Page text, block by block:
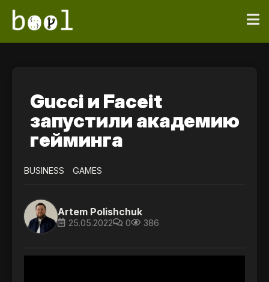
Gucci и Faceit
запустили академию
гейминга
BUSINESS GAMES
Artem Polishchuk
25.05.2022 0 386